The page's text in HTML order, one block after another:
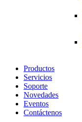
Productos
Servicios
Soporte
Novedades
Eventos
Contáctenos